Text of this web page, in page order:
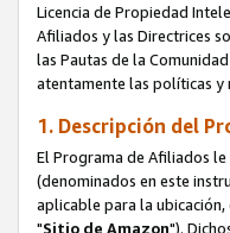
Licencia de Propiedad
Afiliados y las Directrices
las Pautas de la
atentamente las políticas y
1. Descripción del
El Programa de Afiliados
(denominados en este
aplicable para la
"Sitio de Amazon").